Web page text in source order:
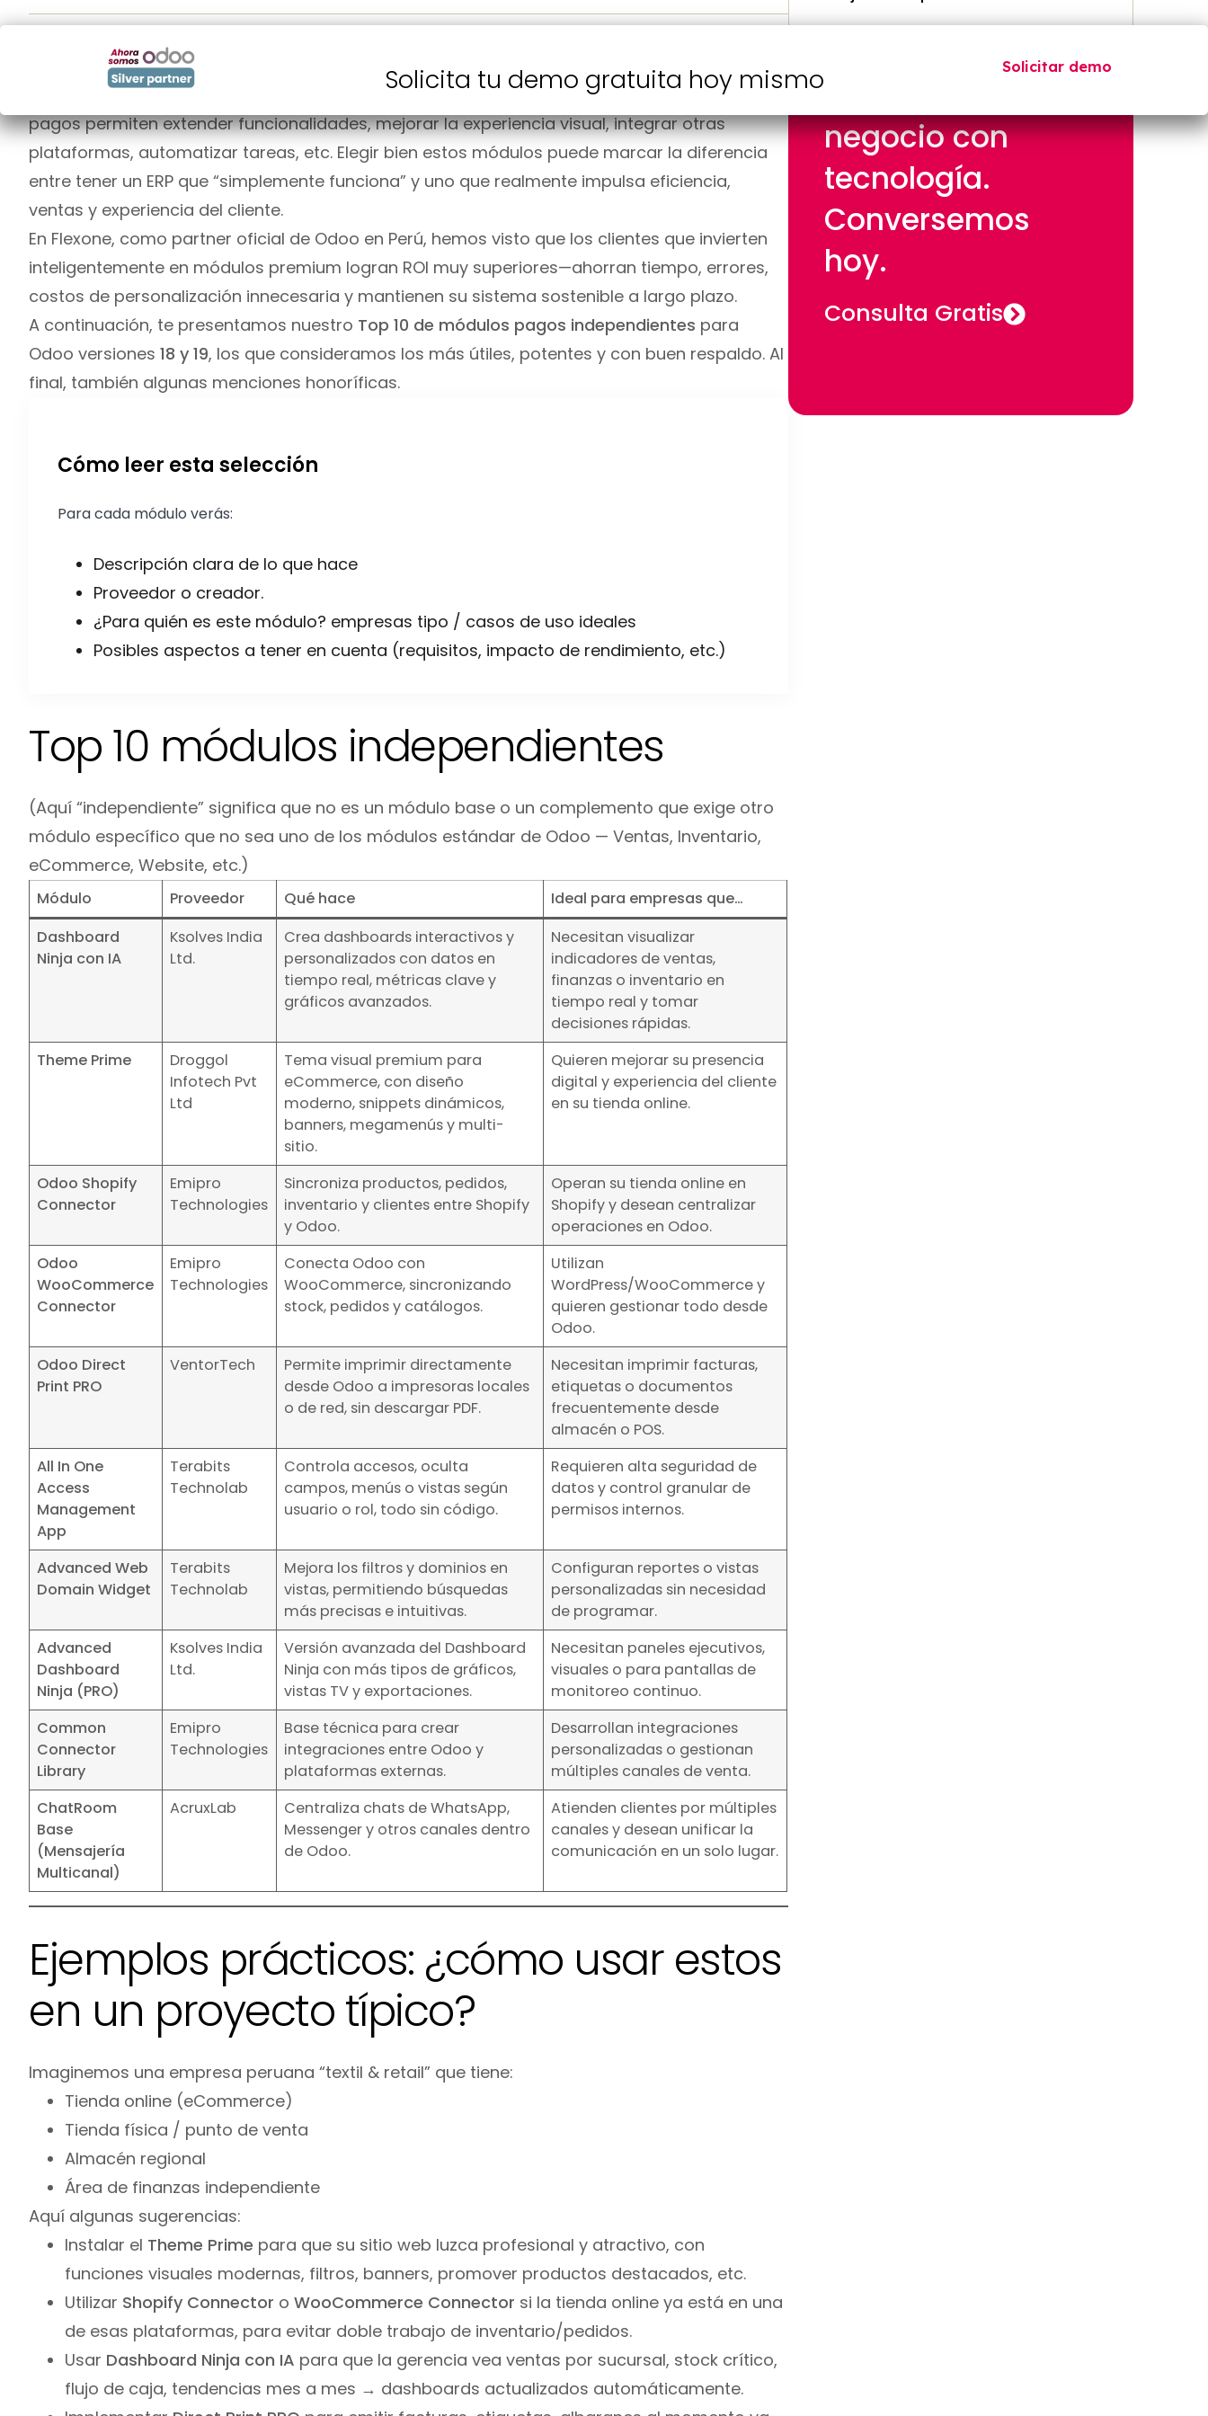
más potentes y flexibles para empresas de todos los tamaños. Pero una de sus grandes
ventajas también es su
ecosistema de módulosdesarrollados por terceros. Estos módulos
pagos permiten extender funcionalidades, mejorar la experiencia visual, integrar otras
plataformas, automatizar tareas, etc. Elegir bien estos módulos puede marcar la diferencia
entre tener un ERP que “simplemente funciona” y uno que realmente impulsa eficiencia,
ventas y experiencia del cliente.
En Flexone, como partner oficial de Odoo en Perú, hemos visto que los clientes que invierten
inteligentemente en módulos premium logran ROI muy superiores—ahorran tiempo, errores,
costos de personalización innecesaria y mantienen su sistema sostenible a largo plazo.
A continuación, te presentamos nuestro Top 10 de módulos pagos independientes para
Odoo versiones 18 y 19, los que consideramos los más útiles, potentes y con buen respaldo. Al
final, también algunas menciones honoríficas.
Cómo leer esta selección
Para cada módulo verás:
Descripción clara de lo que hace
Proveedor o creador.
¿Para quién es este módulo? empresas tipo / casos de uso ideales
Posibles aspectos a tener en cuenta (requisitos, impacto de rendimiento, etc.)
Top 10 módulos independientes
(Aquí “independiente” significa que no es un módulo base o un complemento que exige otro
módulo específico que no sea uno de los módulos estándar de Odoo — Ventas, Inventario,
eCommerce, Website, etc.)
Módulo Proveedor Qué hace
Ideal para empresas que…
Dashboard
Ninja con IA
Ksolves India
Ltd.
Crea dashboards interactivos y
personalizados con datos en
tiempo real, métricas clave y
gráficos avanzados.
Necesitan visualizar
indicadores de ventas,
finanzas o inventario en
tiempo real y tomar
decisiones rápidas.
Theme Prime
Droggol
Infotech Pvt
Ltd
Tema visual premium para
eCommerce, con diseño
moderno, snippets dinámicos,
banners, megamenús y multi-
sitio.
Quieren mejorar su presencia
digital y experiencia del cliente
en su tienda online.
Odoo Shopify
Connector
Emipro
Technologies
Sincroniza productos, pedidos,
inventario y clientes entre Shopify
y Odoo.
Operan su tienda online en
Shopify y desean centralizar
operaciones en Odoo.
Odoo
WooCommerce
Connector
Emipro
Technologies
Conecta Odoo con
WooCommerce, sincronizando
stock, pedidos y catálogos.
Utilizan
WordPress/WooCommerce y
quieren gestionar todo desde
Odoo.
Odoo Direct
Print PRO
VentorTech
Permite imprimir directamente
desde Odoo a impresoras locales
o de red, sin descargar PDF.
Necesitan imprimir facturas,
etiquetas o documentos
frecuentemente desde
almacén o POS.
All In One
Access
Management
App
Terabits
Technolab
Controla accesos, oculta
campos, menús o vistas según
usuario o rol, todo sin código.
Requieren alta seguridad de
datos y control granular de
permisos internos.
Advanced Web
Domain Widget
Terabits
Technolab
Mejora los filtros y dominios en
vistas, permitiendo búsquedas
más precisas e intuitivas.
Configuran reportes o vistas
personalizadas sin necesidad
de programar.
Advanced
Dashboard
Ninja (PRO)
Ksolves India
Ltd.
Versión avanzada del Dashboard
Ninja con más tipos de gráficos,
vistas TV y exportaciones.
Necesitan paneles ejecutivos,
visuales o para pantallas de
monitoreo continuo.
Common
Connector
Library
Emipro
Technologies
Base técnica para crear
integraciones entre Odoo y
plataformas externas.
Desarrollan integraciones
personalizadas o gestionan
múltiples canales de venta.
ChatRoom
Base
(Mensajería
Multicanal)
AcruxLab
Centraliza chats de WhatsApp,
Messenger y otros canales dentro
de Odoo.
Atienden clientes por múltiples
canales y desean unificar la
comunicación en un solo lugar.
Ejemplos prácticos: ¿cómo usar estos
en un proyecto típico?
Imaginemos una empresa peruana “textil & retail” que tiene:
Tienda online (eCommerce)
Tienda física / punto de venta
Almacén regional
Área de finanzas independiente
Aquí algunas sugerencias:
Instalar el Theme Prime para que su sitio web luzca profesional y atractivo, con
funciones visuales modernas, filtros, banners, promover productos destacados, etc.
Utilizar Shopify Connector o WooCommerce Connector si la tienda online ya está en una
de esas plataformas, para evitar doble trabajo de inventario/pedidos.
Usar Dashboard Ninja con IA para que la gerencia vea ventas por sucursal, stock crítico,
flujo de caja, tendencias mes a mes → dashboards actualizados automáticamente.
negocio con
tecnología.
Conversemos
hoy.
Consulta Gratis
Solicita tu demo gratuita hoy mismo Solicitar demo